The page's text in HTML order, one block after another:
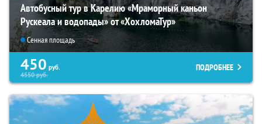
Автобусный тур в Карелию «Мраморный каньон
Рускеала и водопады» от «ХохломаТур»
Сенная площадь
450 руб.
4550руб.
ПОДРОБНЕЕ